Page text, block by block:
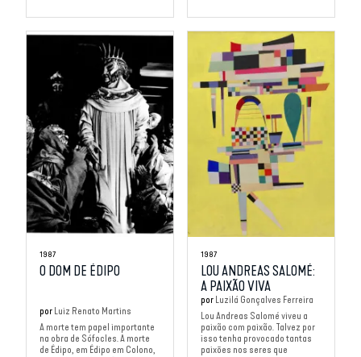
1987
O DOM DE ÉDIPO
por Luiz Renato Martins
A morte tem papel importante
na obra de Sófocles. A morte
de Édipo, em Édipo em Colono,
1987
LOU ANDREAS SALOMÉ:
A PAIXÃO VIVA
por Luzilá Gonçalves Ferreira
Lou Andreas Salomé viveu a
paixão com paixão. Talvez por
isso tenha provocado tantas
paixões nos seres que